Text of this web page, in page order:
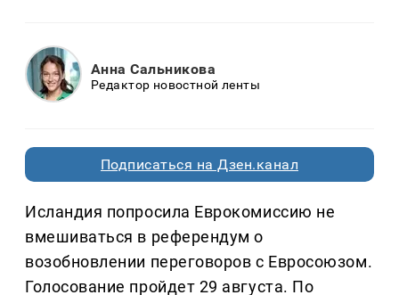
Анна Сальникова
Редактор новостной ленты
Подписаться на Дзен.канал
Исландия попросила Еврокомиссию не
вмешиваться в референдум о
возобновлении переговоров с Евросоюзом.
Голосование пройдет 29 августа. По